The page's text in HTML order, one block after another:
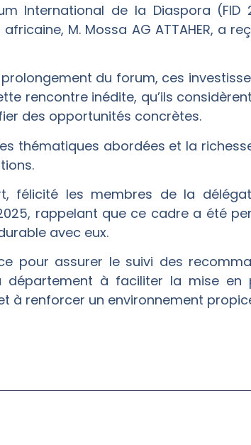
International de la Diaspora
africaine, M. Mossa AG ATTAHER, a
du forum, ces
rencontre inédite, qu’ils
des opportunités concrètes.
thématiques abordées et la
félicité les membres de la
rappelant que ce cadre a été
avec eux.
pour assurer le suivi des
département à faciliter la mise en
à renforcer un environnement